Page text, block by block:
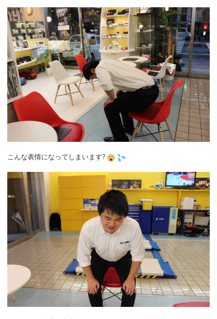
こんな表情になってしまいます?